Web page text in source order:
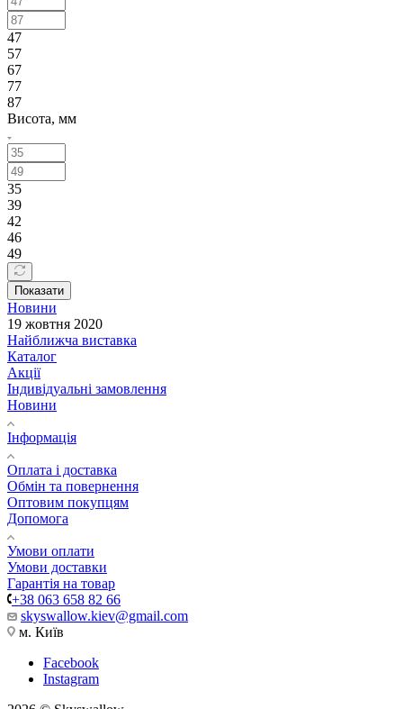
47
57
67
77
87
Висота, мм
35
39
42
46
49
Показати
Новини
19 жовтня 2020
Найближча виставка
Каталог
Акції
Індивідуальні замовлення
Новини
Інформація
Оплата і доставка
Обмін та повернення
Оптовим покупцям
Допомога
Умови оплати
Умови доставки
Гарантія на товар
+38 063 658 82 66
skyswallow.kiev@gmail.com
м. Київ
Facebook
Instagram